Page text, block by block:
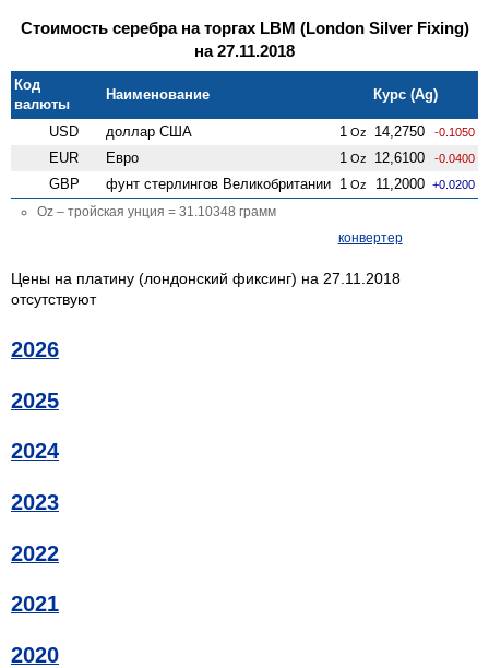
Стоимость серебра на торгах LBM (London Silver Fixing)
на 27.11.2018
Код
валюты
Наименование Курс (Ag)
USD доллар США 1 Oz 14,2750 -0.1050
EUR Евро 1 Oz 12,6100 -0.0400
GBP фунт стерлингов Велико­британии 1 Oz 11,2000 +0.0200
Oz – тройская унция = 31.10348 грамм
конвертер
Цены на платину (лондонский фиксинг) на 27.11.2018
отсутствуют
2026
2025
2024
2023
2022
2021
2020